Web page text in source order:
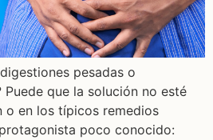
pesadas o
que la solución no esté
o en los típicos remedios
poco conocido: